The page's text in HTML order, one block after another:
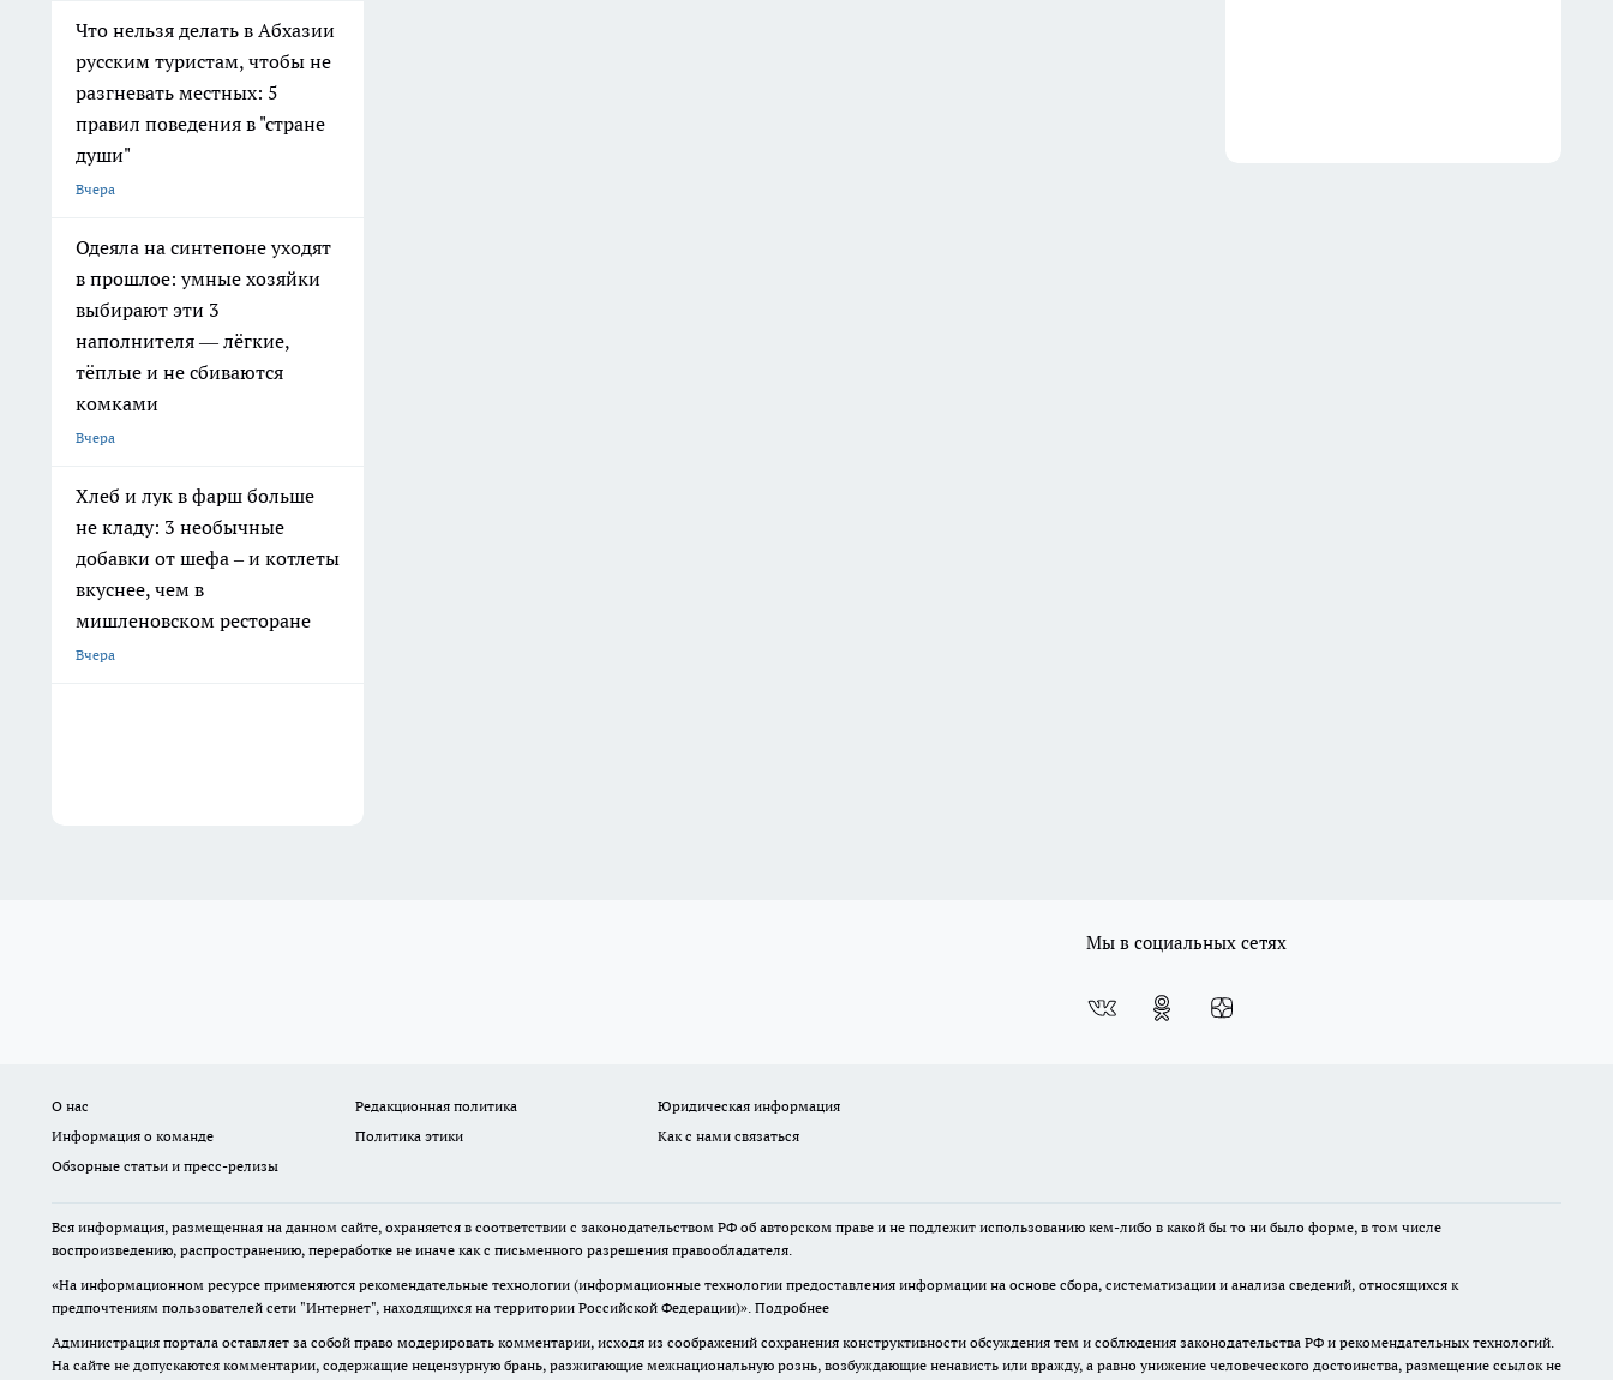
Что нельзя делать в Абхазии
русским туристам, чтобы не
разгневать местных: 5
правил поведения в "стране
души"
Вчера
Одеяла на синтепоне уходят
в прошлое: умные хозяйки
выбирают эти 3
наполнителя — лёгкие,
тёплые и не сбиваются
комками
Вчера
Хлеб и лук в фарш больше
не кладу: 3 необычные
добавки от шефа – и котлеты
вкуснее, чем в
мишленовском ресторане
Вчера
Мы в социальных сетях
О нас Редакционная политика
Юридическая информация
Информация о команде
Политика этики
Как с нами связаться
Обзорные статьи и пресс-релизы
Вся информация, размещенная на данном сайте, охраняется в соответствии с законодательством РФ об авторском праве и не подлежит использованию кем-либо в какой бы то ни было форме, в том числе
воспроизведению, распространению, переработке не иначе как с письменного разрешения правообладателя.
«На информационном ресурсе применяются рекомендательные технологии (информационные технологии предоставления информации на основе сбора, систематизации и анализа сведений, относящихся к
предпочтениям пользователей сети "Интернет", находящихся на территории Российской Федерации)». Подробнее
Администрация портала оставляет за собой право модерировать комментарии, исходя из соображений сохранения конструктивности обсуждения тем и соблюдения законодательства РФ и рекомендательных технологий.
На сайте не допускаются комментарии, содержащие нецензурную брань, разжигающие межнациональную рознь, возбуждающие ненависть или вражду, а равно унижение человеческого достоинства, размещение ссылок не